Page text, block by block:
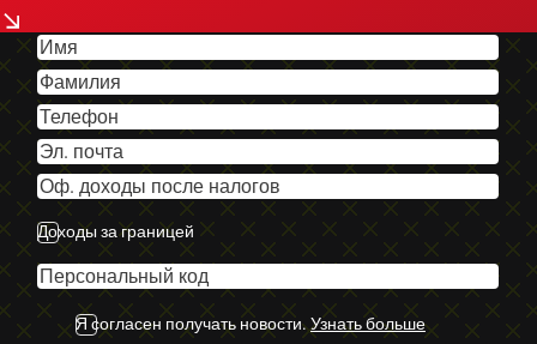
-Multistūre.
-Volvo multimedia.
-Navigācija.
-Aizm. parkošanās sensori.
-Pr. parkošanās sensori.
-LED dienas gaitas gaismas.
-Miglas lukturi.
-Vieglmetāla diski ar labām riepām.
-U.C. ekstras.
Доходы за границей
Я согласен получать новости. Узнать больше